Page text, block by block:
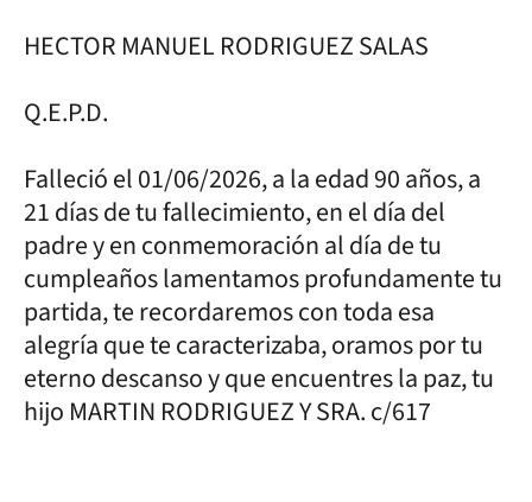
HECTOR MANUEL RODRIGUEZ SALAS
Q.E.P.D.
Falleció el 01/06/2026, a la edad 90 años, a
21 días de tu fallecimiento, en el día del
padre y en conmemoración al día de tu
cumpleaños lamentamos profundamente tu
partida, te recordaremos con toda esa
alegría que te caracterizaba, oramos por tu
eterno descanso y que encuentres la paz, tu
hijo MARTIN RODRIGUEZ Y SRA. c/617